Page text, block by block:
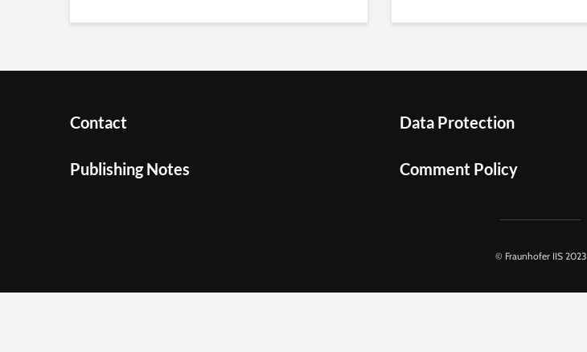
Contact
Publishing Notes
Data Protection
Comment Policy
© Fraunhofer IIS 2023